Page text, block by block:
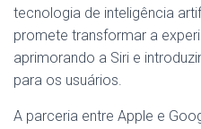
tecnologia de inteligência
promete transformar a
aprimorando a Siri e
para os usuários.
A parceria entre Apple e